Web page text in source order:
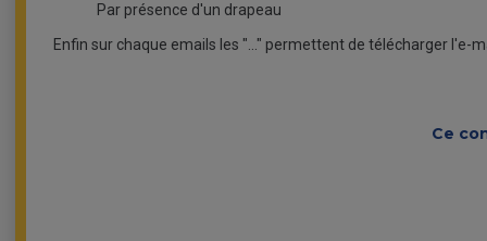
Par présence d'un drapeau
Enfin sur chaque emails les "..." permettent de télécharger l'e-
Ce